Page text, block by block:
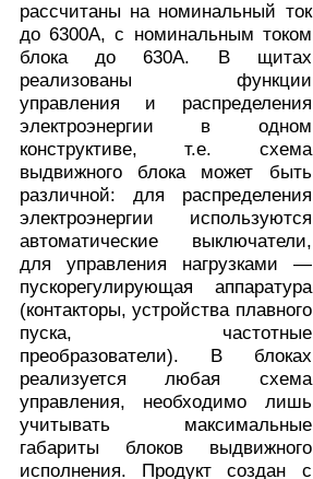
рассчитаны на номинальный ток
до 6300А, с номинальным током
блока до 630А. В щитах
реализованы функции
управления и распределения
электроэнергии в одном
конструктиве, т.е. схема
выдвижного блока может быть
различной: для распределения
электроэнергии используются
автоматические выключатели,
для управления нагрузками —
пускорегулирующая аппаратура
(контакторы, устройства плавного
пуска, частотные
преобразователи). В блоках
реализуется любая схема
управления, необходимо лишь
учитывать максимальные
габариты блоков выдвижного
исполнения. Продукт создан с